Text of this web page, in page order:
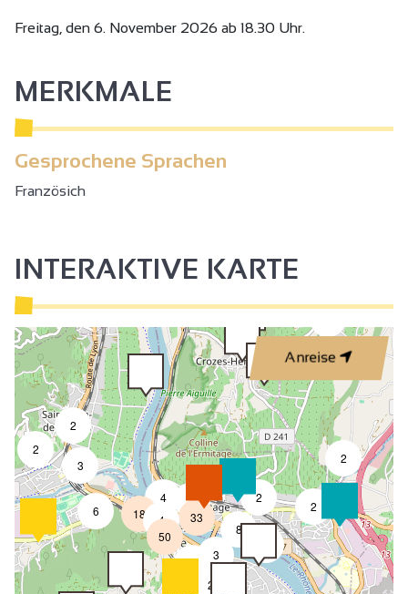
Freitag, den 6. November 2026 ab 18.30 Uhr.
MERKMALE
Gesprochene Sprachen
Französich
INTERAKTIVE KARTE
Anreise
2
2
2
2
2
8
2
3
6
4
4
18
7
2
3
50
33